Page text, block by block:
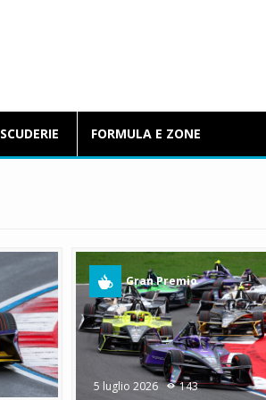
SCUDERIE FORMULA E ZONE
Gran Premio
5 luglio 2026 143